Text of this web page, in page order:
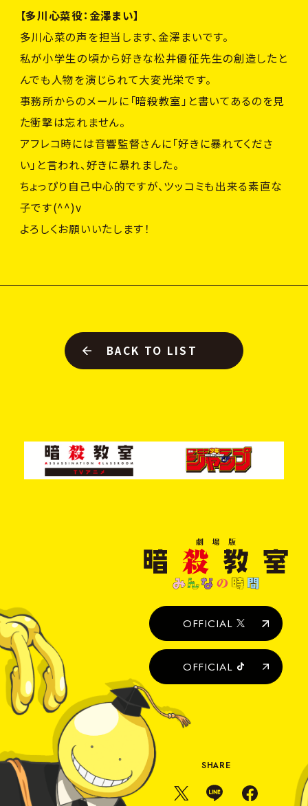
【多川心菜役：金澤まい】
多川心菜の声を担当します、金澤まいです。
私が小学生の頃から好きな松井優征先生の創造したと
んでも人物を演じられて大変光栄です。
事務所からのメールに「暗殺教室」と書いてあるのを見
た衝撃は忘れません。
アフレコ時には音響監督さんに「好きに暴れてくださ
い」と言われ、好きに暴れました。
ちょっぴり自己中心的ですが、ツッコミも出来る素直な
子です(^^)v
よろしくお願いいたします！
BACK TO LIST
場
版
室
み
の
間
OFFICIAL
OFFICIAL
SHARE
X